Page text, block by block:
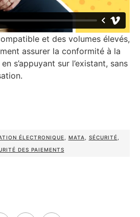
et des volumes élevés,
assurer la conformité à la
s’appuyant sur l’existant, sans
ÉLECTRONIQUE MATA SÉCURITÉ
DES PAIEMENTS